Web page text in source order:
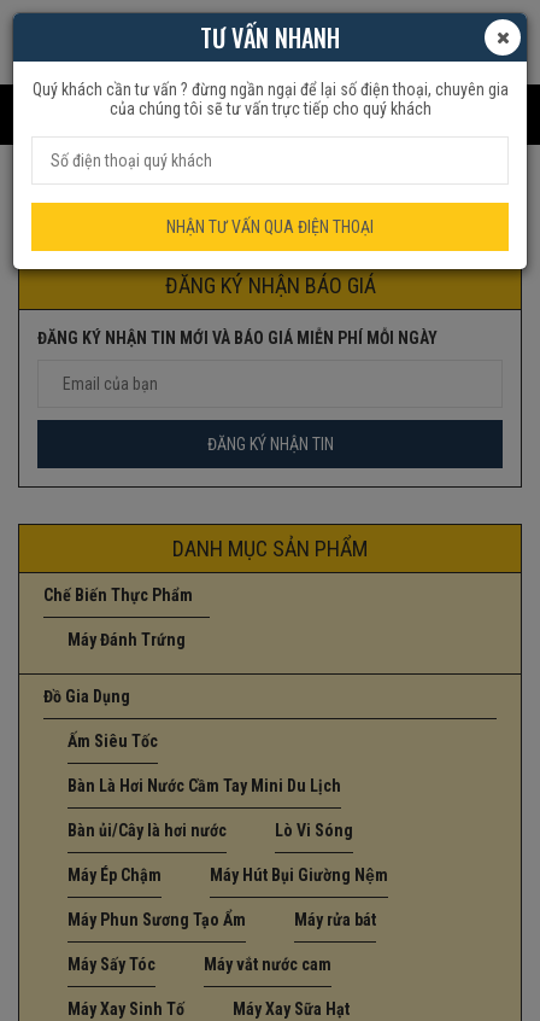
ĐĂNG KÝ NHẬN BÁO GIÁ
ĐĂNG KÝ NHẬN TIN MỚI VÀ BÁO GIÁ MIỄN PHÍ MỖI NGÀY
DANH MỤC SẢN PHẨM
Chế Biến Thực Phẩm
Máy Đánh Trứng
Đồ Gia Dụng
Ấm Siêu Tốc
Bàn Là Hơi Nước Cầm Tay Mini Du Lịch
Bàn ủi/Cây là hơi nước Lò Vi Sóng
Máy Ép Chậm Máy Hút Bụi Giường Nệm
Máy Phun Sương Tạo Ẩm Máy rửa bát
Máy Sấy Tóc Máy vắt nước cam
Máy Xay Sinh Tố Máy Xay Sữa Hạt
TƯ VẤN NHANH
Quý khách cần tư vấn ? đừng ngần ngại để lại số điện thoại, chuyên gia
của chúng tôi sẽ tư vấn trực tiếp cho quý khách
NHẬN TƯ VẤN QUA ĐIỆN THOẠI